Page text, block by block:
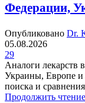
Федерации,
Опубликовано Dr.
05.08.2026
29
Аналоги лекарств
Украины, Европе
поиска и
Продолжить чтение